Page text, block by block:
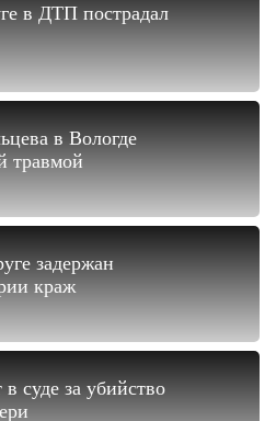
в ДТП пострадал
в Вологде
травмой
задержан
краж
суде за убийство